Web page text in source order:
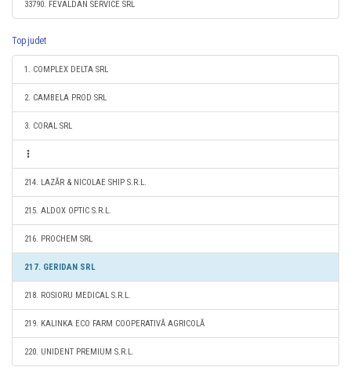
33790. FEVALDAN SERVICE SRL
Top judet
1. COMPLEX DELTA SRL
2. CAMBELA PROD SRL
3. CORAL SRL
214. LAZĂR & NICOLAE SHIP S.R.L.
215. ALDOX OPTIC S.R.L.
216. PROCHEM SRL
217. GERIDAN SRL
218. ROSIORU MEDICAL S.R.L.
219. KALINKA ECO FARM COOPERATIVĂ AGRICOLĂ
220. UNIDENT PREMIUM S.R.L.